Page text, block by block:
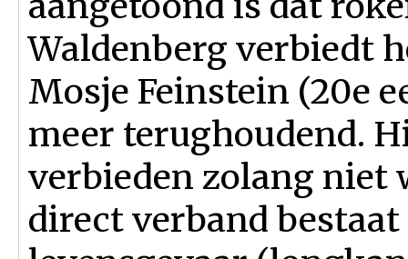
Waldenberg verbiedt
Mosje Feinstein (20e
meer terughoudend.
verbieden zolang niet
direct verband